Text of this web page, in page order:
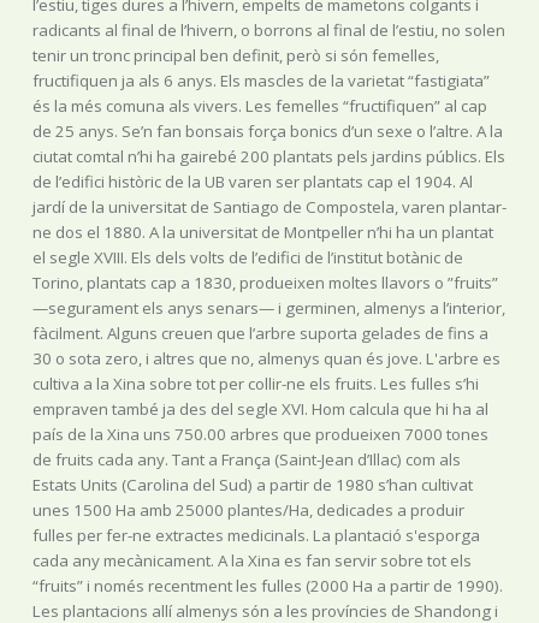
l’estiu, tiges dures a l’hivern, empelts de mametons colgants i
radicants al final de l’hivern, o borrons al final de l’estiu, no solen
tenir un tronc principal ben definit, però si són femelles,
fructifiquen ja als 6 anys. Els mascles de la varietat “fastigiata”
és la més comuna als vivers. Les femelles “fructifiquen” al cap
de 25 anys. Se’n fan bonsais força bonics d’un sexe o l’altre. A la
ciutat comtal n’hi ha gairebé 200 plantats pels jardins públics. Els
de l’edifici històric de la UB varen ser plantats cap el 1904. Al
jardí de la universitat de Santiago de Compostela, varen plantar-
ne dos el 1880. A la universitat de Montpeller n’hi ha un plantat
el segle XVIII. Els dels volts de l’edifici de l’institut botànic de
Torino, plantats cap a 1830, produeixen moltes llavors o ”fruits”
—segurament els anys senars— i germinen, almenys a l’interior,
fàcilment. Alguns creuen que l’arbre suporta gelades de fins a
30 o sota zero, i altres que no, almenys quan és jove. L'arbre es
cultiva a la Xina sobre tot per collir-ne els fruits. Les fulles s’hi
empraven també ja des del segle XVI. Hom calcula que hi ha al
país de la Xina uns 750.00 arbres que produeixen 7000 tones
de fruits cada any. Tant a França (Saint-Jean d’Illac) com als
Estats Units (Carolina del Sud) a partir de 1980 s’han cultivat
unes 1500 Ha amb 25000 plantes/Ha, dedicades a produir
fulles per fer-ne extractes medicinals. La plantació s'esporga
cada any mecànicament. A la Xina es fan servir sobre tot els
“fruits” i només recentment les fulles (2000 Ha a partir de 1990).
Les plantacions allí almenys són a les províncies de Shandong i